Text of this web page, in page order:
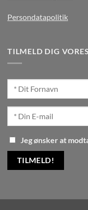
Persondatapolitik
TILMELD DIG
Jeg ønsker at